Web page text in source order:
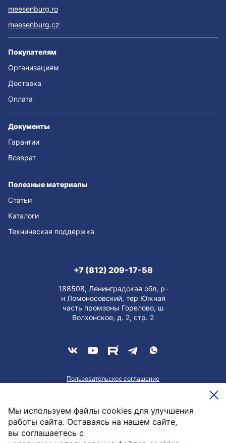
Мы используем файлы cookies для улучшения
работы сайта. Оставаясь на нашем сайте,
вы соглашаетесь с
meesenburg.ro
meesenburg.cz
Покупателям
Организациям
Доставка
Оплата
Документы
Гарантии
Возврат
Полезные материалы
Статьи
Каталоги
Техническая поддержка
+7 (812) 209-17-58
188508, Ленинградская обл, р-
н Ломоносовский, тер Южная
часть промзоны Горелово, ш
Волхонское, д. 2, стр. 2
Пользовательское соглашение
Meesenburg @2026